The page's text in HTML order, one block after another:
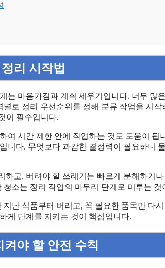
리 시작법
는 마음가짐과 계획 세우기입니다. 너무 많
로 정리 우선순위를 정해 분류 작업을 시작
이 필수입니다.
여 시간 제한 안에 작업하는 것도 도움이
니다. 무엇보다 과감한 결정력이 필요하니
하고, 버려야 할 쓰레기는 빠르게 분해하거
소는 정리 작업의 마무리 단계로 미루는 것
난 식품부터 버리고, 꼭 필요한 품목만 다
게 단계를 지키는 것이 핵심입니다.
야 할 안전 수칙